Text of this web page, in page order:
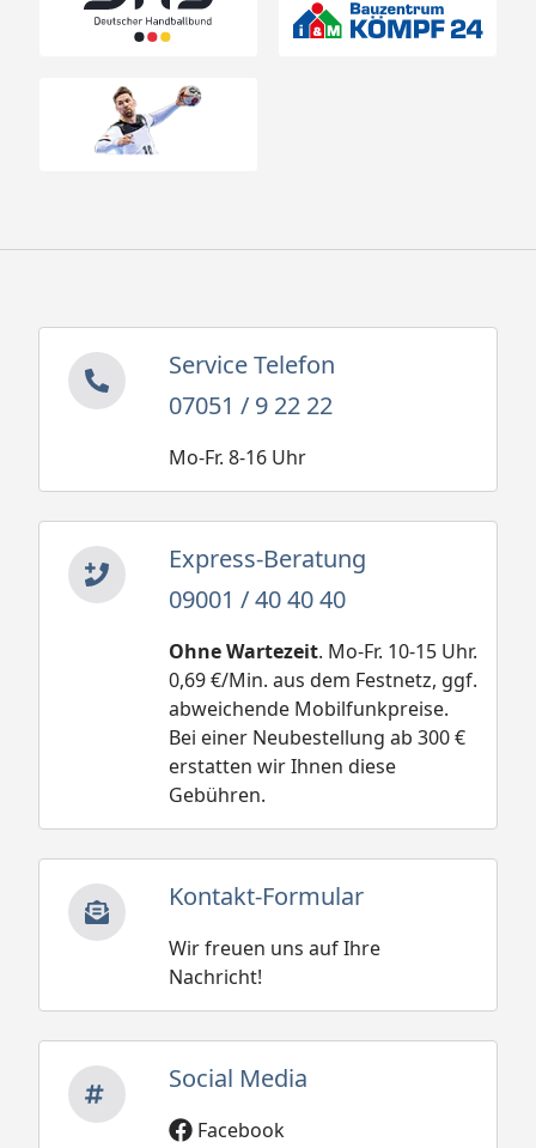
Service Telefon
07051 / 9 22 22
Mo-Fr. 8-16 Uhr
Express-Beratung
09001 / 40 40 40
Ohne Wartezeit. Mo-Fr. 10-15 Uhr.
0,69 €/Min. aus dem Festnetz, ggf.
abweichende Mobilfunkpreise.
Bei einer Neubestellung ab 300 €
erstatten wir Ihnen diese
Gebühren.
Kontakt-Formular
Wir freuen uns auf Ihre
Nachricht!
Social Media
Facebook